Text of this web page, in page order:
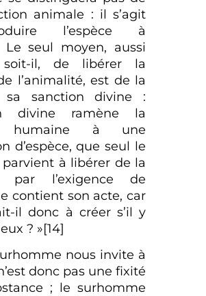
animale : il s’agit
l’espèce à
Le seul moyen, aussi
soit-il, de libérer la
l’animalité, est de la
sa sanction divine :
divine ramène la
humaine à une
d’espèce, que seul le
à libérer de la
par l’exigence de
contient son acte, car
il donc à créer s’il y
? »[14]
nous invite à
donc pas une fixité
; le surhomme